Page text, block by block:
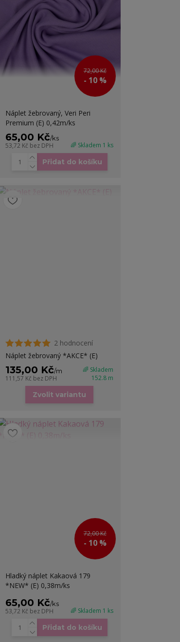
72,00 Kč
- 10 %
Náplet žebrovaný, Veri Peri
Premium (E) 0,42m/ks
65,00 Kč/ks
53,72 Kč bez DPH 🌈 Skladem 1 ks
Přidat do košíku
2 hodnocení
Náplet žebrovaný *AKCE* (E)
135,00 Kč/m
111,57 Kč bez DPH
🌈 Skladem
152.8 m
Zvolit variantu
72,00 Kč
- 10 %
Hladký náplet Kakaová 179
*NEW* (E) 0,38m/ks
65,00 Kč/ks
53,72 Kč bez DPH 🌈 Skladem 1 ks
Přidat do košíku